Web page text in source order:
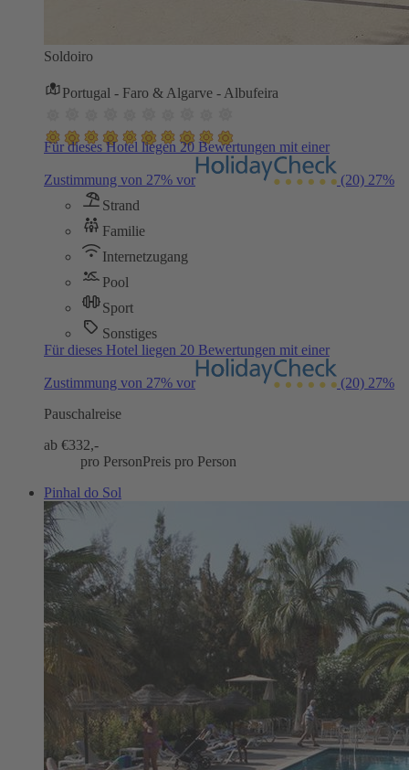
Soldoiro
Portugal - Faro & Algarve - Albufeira
Für dieses Hotel liegen 20 Bewertungen mit einer
Zustimmung von 27% vor (20) 27%
Strand
Familie
Internetzugang
Pool
Sport
Sonstiges
Für dieses Hotel liegen 20 Bewertungen mit einer
Zustimmung von 27% vor (20) 27%
Pauschalreise
ab €332,-
pro PersonPreis pro Person
Pinhal do Sol